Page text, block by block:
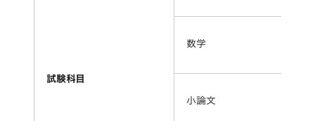
試験科目
数学
小論文